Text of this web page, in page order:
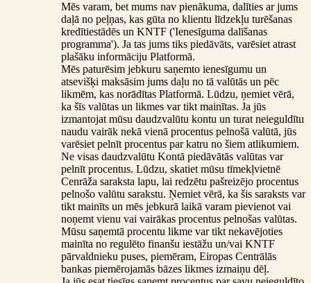
Mēs varam, bet mums nav pienākuma, dalīties ar jums
daļā no peļņas, kas gūta no klientu līdzekļu turēšanas
kredītiestādēs un KNTF ('Ienesīguma dalīšanas
programma'). Ja tas jums tiks piedāvāts, varēsiet atrast
plašāku informāciju Platformā.
Mēs paturēsim jebkuru saņemto ienesīgumu un
atsevišķi maksāsim jums daļu no tā valūtās un pēc
likmēm, kas norādītas Platformā. Lūdzu, ņemiet vērā,
ka šīs valūtas un likmes var tikt mainītas. Ja jūs
izmantojat mūsu daudzvalūtu kontu un turat neieguldītu
naudu vairāk nekā vienā procentus pelnošā valūtā, jūs
varēsiet pelnīt procentus par katru no šiem atlikumiem.
Ne visas daudzvalūtu Kontā piedāvātās valūtas var
pelnīt procentus. Lūdzu, skatiet mūsu tīmekļvietnē
Cenrāža saraksta lapu, lai redzētu pašreizējo procentus
pelnošo valūtu sarakstu. Ņemiet vērā, ka šis saraksts var
tikt mainīts un mēs jebkurā laikā varam pievienot vai
noņemt vienu vai vairākas procentus pelnošas valūtas.
Mūsu saņemtā procentu likme var tikt nekavējoties
mainīta no regulēto finanšu iestāžu un/vai KNTF
pārvaldnieku puses, piemēram, Eiropas Centrālās
bankas piemērojamās bāzes likmes izmaiņu dēļ.